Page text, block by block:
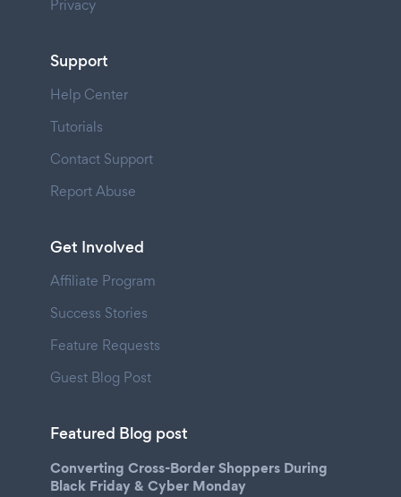
Privacy
Support
Help Center
Tutorials
Contact Support
Report Abuse
Get Involved
Affiliate Program
Success Stories
Feature Requests
Guest Blog Post
Featured Blog post
Converting Cross-Border Shoppers During
Black Friday & Cyber Monday